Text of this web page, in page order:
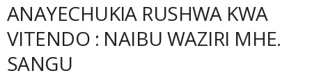
ANAYECHUKIA RUSHWA KWA
VITENDO : NAIBU WAZIRI MHE.
SANGU